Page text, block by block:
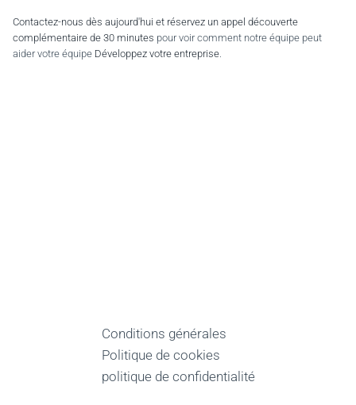
Contactez-nous dès aujourd'hui et réservez un appel découverte
complémentaire de 30 minutes pour voir comment notre équipe peut
aider votre équipe Développez votre entreprise.
Conditions générales
Politique de cookies
politique de confidentialité